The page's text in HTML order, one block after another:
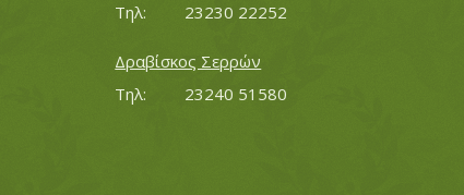
Τηλ:		23230 22252
Δραβίσκος Σερρών
Τηλ:		23240 51580